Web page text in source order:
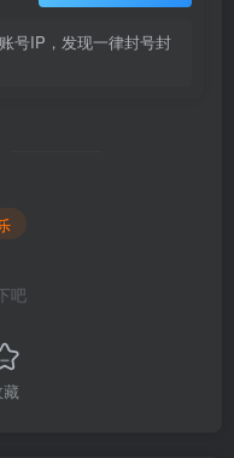
号IP，发现一律封号封
吧